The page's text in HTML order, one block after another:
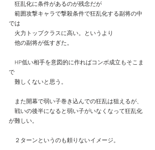
狂乱化に条件があるのが残念だが
範囲攻撃キャラで撃殺条件で狂乱化する副将の中
では
火力トップクラスに高い。というより
他の副将が低すぎた。
HP低い相手を意図的に作ればコンボ成立もそこま
で
難しくないと思う。
また開幕で弱い子巻き込んでの狂乱は狙えるが、
戦いの後半になると弱い子がいなくなって狂乱化
が難しい。
２ターンというのも頼りないイメージ。